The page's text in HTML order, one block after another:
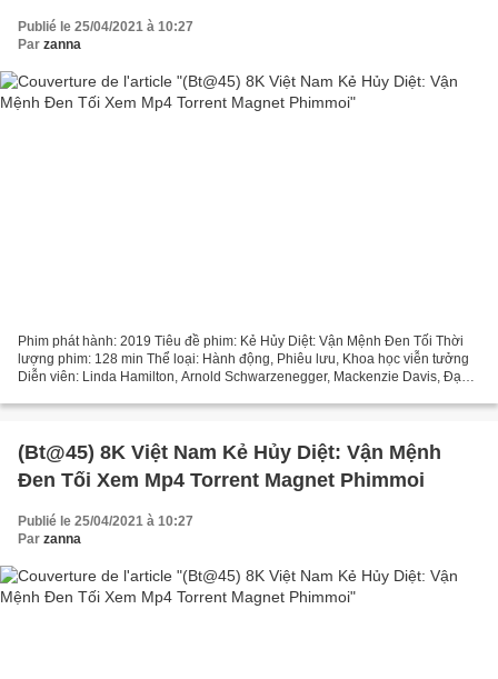
Publié le 25/04/2021 à 10:27
Par zanna
Phim phát hành: 2019 Tiêu đề phim: Kẻ Hủy Diệt: Vận Mệnh Đen Tối Thời
lượng phim: 128 min Thể loại: Hành động, Phiêu lưu, Khoa học viễn tưởng
Diễn viên: Linda Hamilton, Arnold Schwarzenegger, Mackenzie Davis, Đạo
(Bt@45) 8K Việt Nam Kẻ Hủy Diệt: Vận Mệnh
Đen Tối Xem Mp4 Torrent Magnet Phimmoi
Publié le 25/04/2021 à 10:27
Par zanna